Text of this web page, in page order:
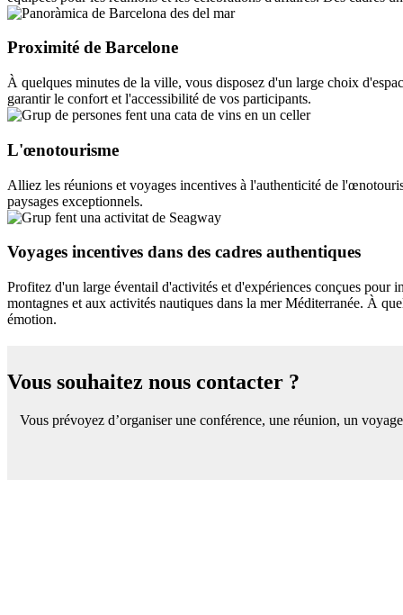
Proximité de Barcelone
À quelques minutes de la ville, vous disposez d'un large choix
garantir le confort et l'accessibilité de vos participants.
L'œnotourisme
Alliez les réunions et voyages incentives à l'authenticité de
paysages exceptionnels.
Voyages incentives dans des cadres authentiques
Profitez d'un large éventail d'activités et d'expériences conçues pour
montagnes et aux activités nautiques dans la mer Méditerranée. À
émotion.
Vous souhaitez nous contacter ?
Vous prévoyez d’organiser une conférence, une réunion, un